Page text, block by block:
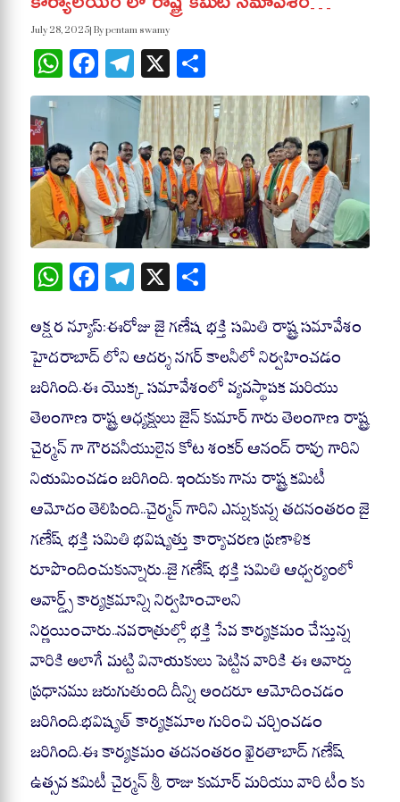
July 28, 2025| By pentam swamy
WhatsApp
Facebook
Telegram
X
W
ha
ts
A
pp
Fa
ce
bo
ok
Te
le
gr
a
m
X ha
re
అక్షర న్యూస్:ఈరోజు జై గణేష భక్తి సమితి రాష్ట్ర సమావేశం
హైదరాబాద్ లోని ఆదర్శ నగర్ కాలనీలో నిర్వహించడం
జరిగింది.ఈ యొక్క సమావేశంలో వ్యవస్థాపక మరియు
తెలంగాణ రాష్ట్ర అధ్యక్షులు జైన్ కుమార్ గారు తెలంగాణ రాష్ట్ర
చైర్మన్ గా గౌరవనీయులైన కోట శంకర్ ఆనంద్ రావు గారిని
నియమించడం జరిగింది. ఇందుకు గాను రాష్ట్ర కమిటీ
ఆమోదం తెలిపింది..చైర్మన్ గారిని ఎన్నుకున్న తదనంతరం జై
గణేష్ భక్తి సమితి భవిష్యత్తు కార్యాచరణ ప్రణాళిక
రూపొందించుకున్నారు..జై గణేష్ భక్తి సమితి ఆధ్వర్యంలో
అవార్డ్స్ కార్యక్రమాన్ని నిర్వహించాలని
నిర్ణయించారు..నవరాత్రుల్లో భక్తి సేవ కార్యక్రమం చేస్తున్న
వారికి అలాగే మట్టి వినాయకులు పెట్టిన వారికి ఈ అవార్డు
ప్రధానము జరుగుతుంది దీన్ని అందరూ ఆమోదించడం
జరిగింది.భవిష్యత్ కార్యక్రమాల గురించి చర్చించడం
జరిగింది.ఈ కార్యక్రమం తదనంతరం ఖైరతాబాద్ గణేష్
ఉత్సవ కమిటీ చైర్మన్ శ్రీ రాజు కుమార్ మరియు వారి టీం కు